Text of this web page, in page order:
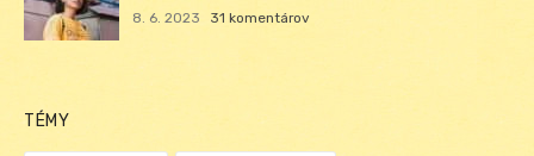
8. 6. 2023 31 komentárov
TÉMY